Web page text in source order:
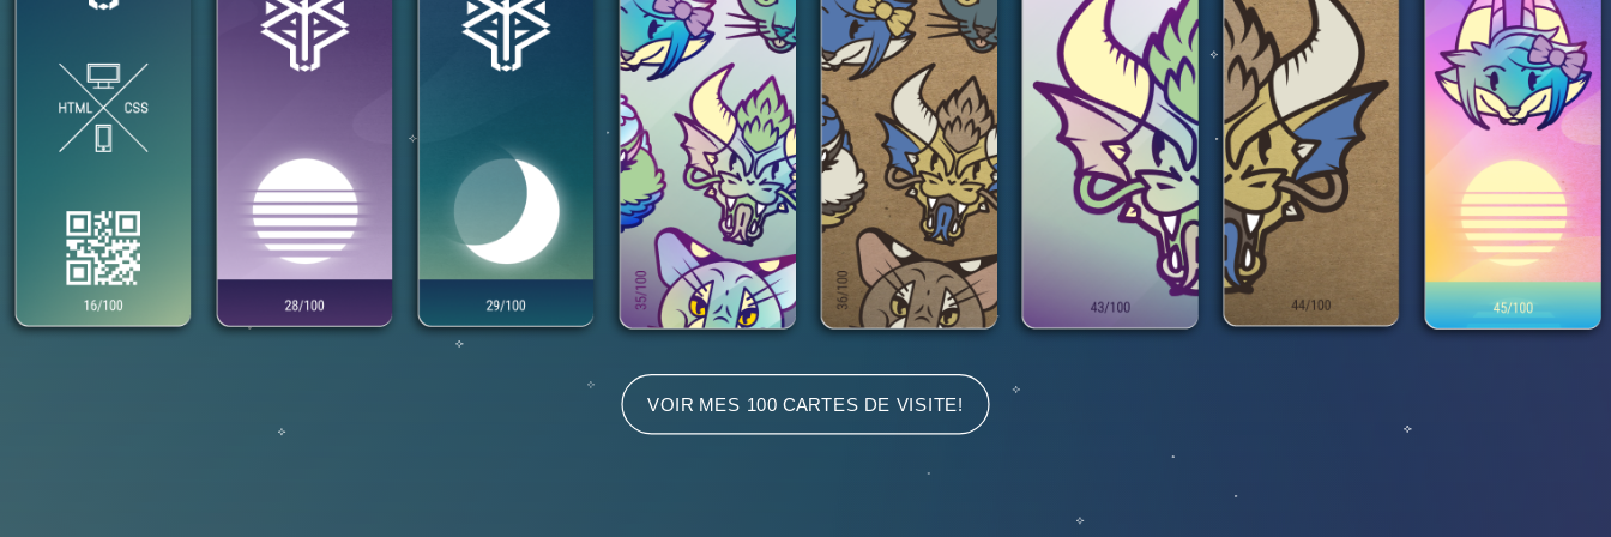
VOIR MES 100 CARTES DE VISITE!